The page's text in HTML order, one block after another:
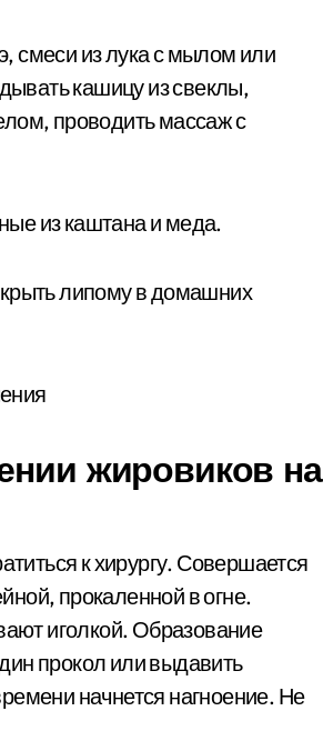
смеси из лука с мылом или
кашицу из свеклы,
проводить массаж с
из каштана и меда.
липому в домашних
жировиков на
к хирургу. Совершается
прокаленной в огне.
иголкой. Образование
прокол или выдавить
начнется нагноение. Не